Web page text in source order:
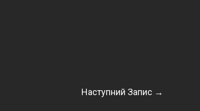
Наступний Запис →